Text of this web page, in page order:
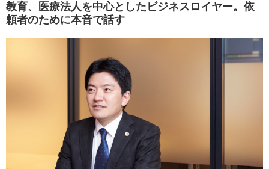
教育、医療法人を中心としたビジネスロイヤー。依
頼者のために本音で話す